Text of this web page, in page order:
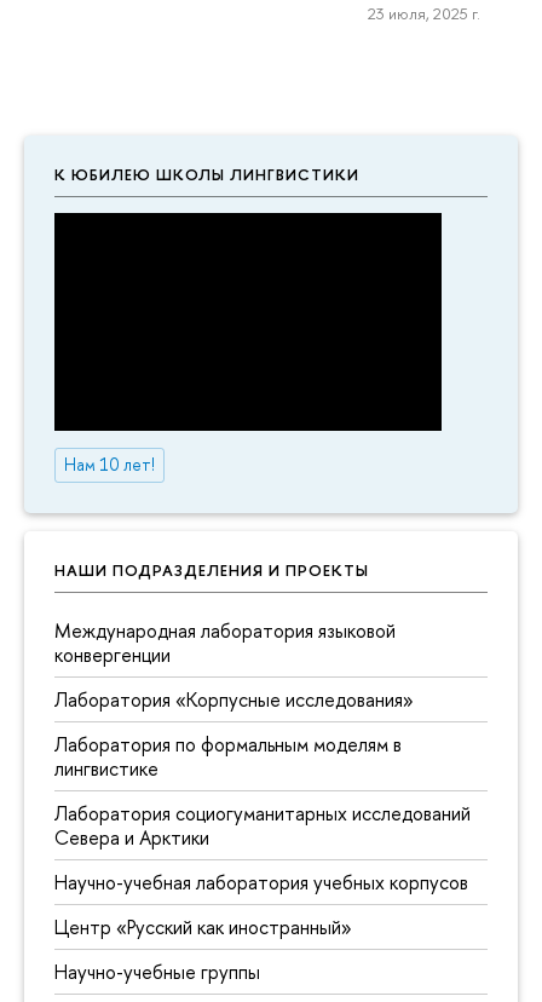
К ЮБИЛЕЮ ШКОЛЫ ЛИНГВИСТИКИ
Нам 10 лет!
НАШИ ПОДРАЗДЕЛЕНИЯ И ПРОЕКТЫ
Международная лаборатория языковой
конвергенции
Лаборатория «Корпусные исследования»
Лаборатория по формальным моделям в
лингвистике
Лаборатория социогуманитарных исследований
Севера и Арктики
Научно-учебная лаборатория учебных корпусов
Центр «Русский как иностранный»
Научно-учебные группы
23 июля, 2025 г.